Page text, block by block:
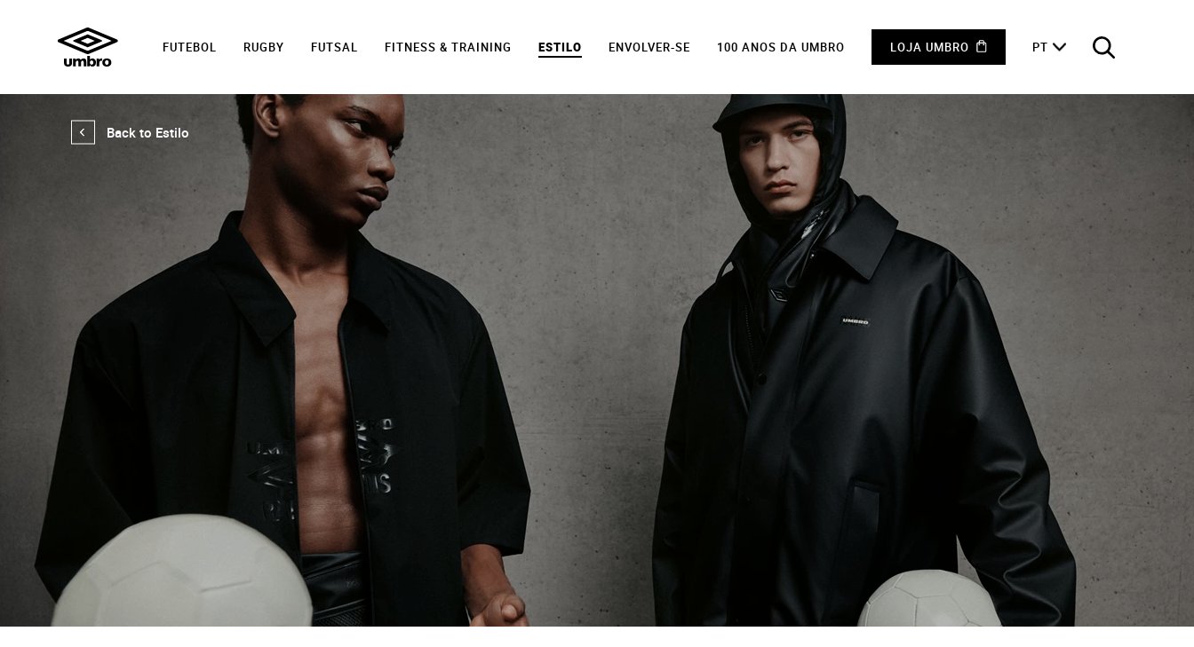
FUTEBOL RUGBY FUTSAL FITNESS & TRAINING ESTILO ENVOLVER-SE 100 ANOS DA UMBRO LOJA UMBRO PT
Back to Estilo